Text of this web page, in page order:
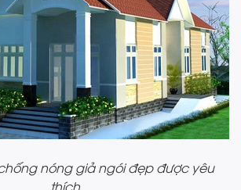
nóng giả ngói đẹp được yêu
thích